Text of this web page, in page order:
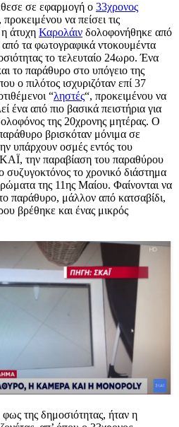
σε εφαρμογή ο 33χρονος
να πείσει τις
η άτυχη Καρολάιν δολοφονήθηκε από
από τα φωτογραφικά ντοκουμέντα
το τελευταίο 24ωρο. Ένα
το παράθυρο στο υπόγειο της
ο πιλότος ισχυριζόταν επί 37
“ληστές“, προκειμένου να
ένα από πιο βασικά πειστήρια για
της 20χρονης μητέρας. Ο
βρισκόταν μόνιμα σε
υπάρχουν οσμές εντός του
την παραβίαση του παραθύρου
συζυγοκτόνος το χρονικό διάστημα
της 11ης Μαίου. Φαίνονται να
παράθυρο, μάλλον από κατσαβίδι,
βρέθηκε και ένας μικρός
της δημοσιότητας, ήταν η